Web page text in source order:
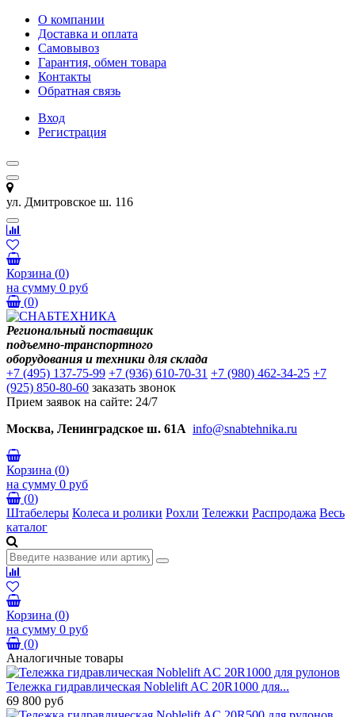
О компании
Доставка и оплата
Самовывоз
Гарантия, обмен товара
Контакты
Обратная связь
Вход
Регистрация
ул. Дмитровское ш. 116
Корзина (0)
на сумму 0 руб
(0)
Региональный поставщик
подъемно-транспортного
оборудования и техники для склада
+7 (495) 137-75-99 +7 (936) 610-70-31 +7 (980) 462-34-25 +7
(925) 850-80-60 заказать звонок
Прием заявок на сайте: 24/7
Москва, Ленинградское ш. 61А info@snabtehnika.ru
Корзина (0)
на сумму 0 руб
(0)
Штабелеры Колеса и ролики Рохли Тележки Распродажа Весь
каталог
Корзина (0)
на сумму 0 руб
(0)
Аналогичные товары
Тележка гидравлическая Noblelift AC 20R1000 для...
69 800 руб